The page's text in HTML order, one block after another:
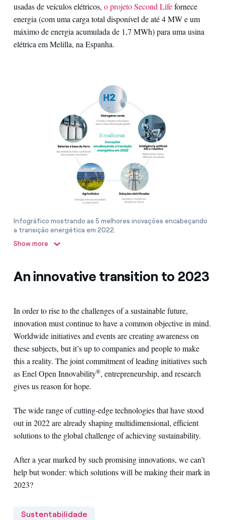
usadas de veículos elétricos, o projeto Second Lifefornece
energia (com uma carga total disponível de até 4 MW e um
máximo de energia acumulada de 1,7 MWh) para uma usina
elétrica em Melilla, na Espanha.
Infográfico mostrando as 5 melhores inovações encabeçando
a transição energética em 2022.
otimizados para a descarbonização global; inteligência artificial
agrivoltaico: sinergia entre as renováveis e a agricultura;
Show more
An innovative transition to 2023
In order to rise to the challenges of a sustainable future,
innovation must continue to have a common objective in mind.
Worldwide initiatives and events are creating awareness on
these subjects, but it’s up to companies and people to make
this a reality. The joint commitment of leading initiatives such
as Enel Open Innovability®, entrepreneurship, and research
gives us reason for hope.
The wide range of cutting-edge technologies that have stood
out in 2022 are already shaping multidimensional, efficient
solutions to the global challenge of achieving sustainability.
After a year marked by such promising innovations, wecan’t
help butwonder: which solutions will be making their mark in
2023?
Sustentabilidade